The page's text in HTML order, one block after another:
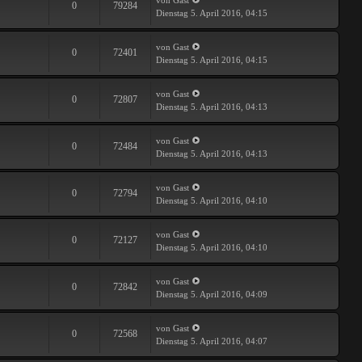
0 79284
Dienstag 5. April 2016, 04:15
0 72401
von Gast
Dienstag 5. April 2016, 04:15
0 72807
von Gast
Dienstag 5. April 2016, 04:13
0 72484
von Gast
Dienstag 5. April 2016, 04:13
0 72794
von Gast
Dienstag 5. April 2016, 04:10
0 72127
von Gast
Dienstag 5. April 2016, 04:10
0 72842
von Gast
Dienstag 5. April 2016, 04:09
0 72568
von Gast
Dienstag 5. April 2016, 04:07